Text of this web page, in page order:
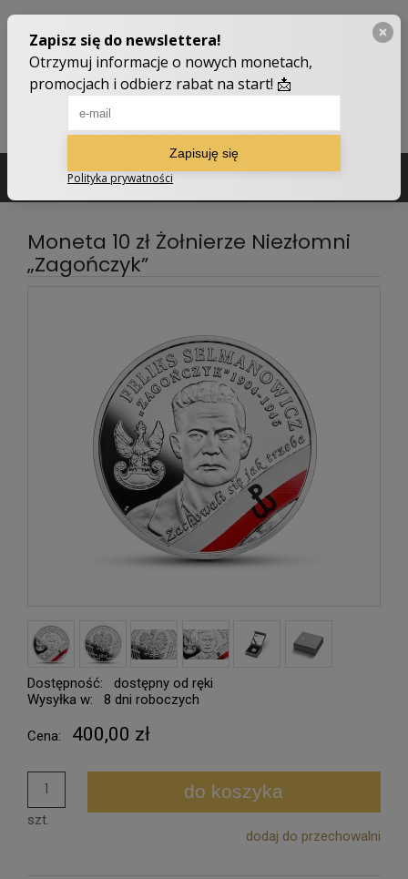
Moneta 10 zł Żołnierze Niezłomni
„Zagończyk”
Dostępność:
dostępny od ręki
Wysyłka w:
8 dni roboczych
Cena: 400,00 zł
szt.
do koszyka
dodaj do przechowalni